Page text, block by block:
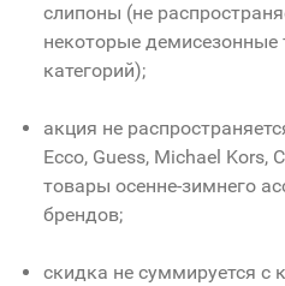
слипоны (не
некоторые демисезонные
категорий);
акция не
Ecco, Guess, Michael Kors,
товары осенне-зимнего
брендов;
скидка не суммируется с